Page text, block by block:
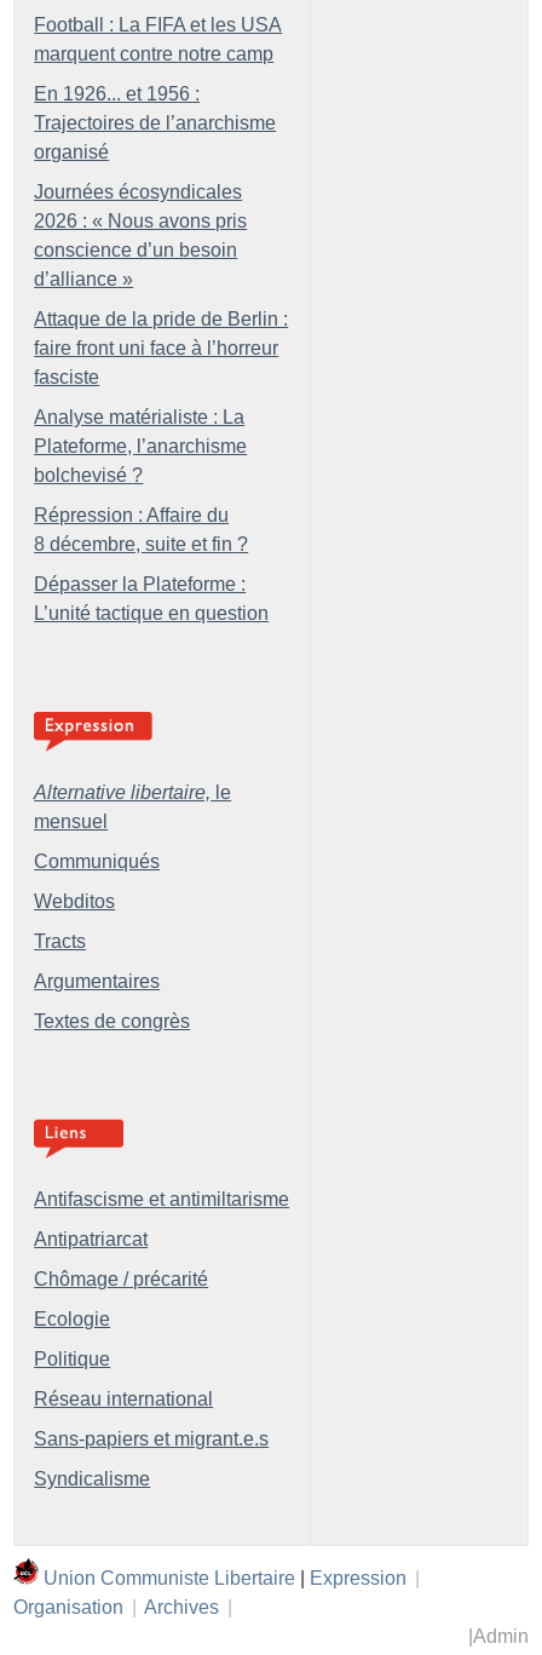
Football : La FIFA et les USA
marquent contre notre camp
En 1926... et 1956 :
Trajectoires de l’anarchisme
organisé
Journées écosyndicales
2026 : « Nous avons pris
conscience d’un besoin
d’alliance »
Attaque de la pride de Berlin :
faire front uni face à l’horreur
fasciste
Analyse matérialiste : La
Plateforme, l’anarchisme
bolchevisé ?
Répression : Affaire du
8 décembre, suite et fin ?
Dépasser la Plateforme :
L’unité tactique en question
Alternative libertaire, le
mensuel
Communiqués
Webditos
Tracts
Argumentaires
Textes de congrès
Antifascisme et antimiltarisme
Antipatriarcat
Chômage / précarité
Ecologie
Politique
Réseau international
Sans-papiers et migrant.e.s
Syndicalisme
Union Communiste Libertaire Expression
Organisation
Archives
Admin